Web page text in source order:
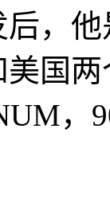
，
国
，